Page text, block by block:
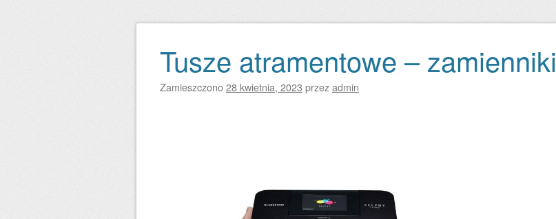
Zobacz wpisy
Tusze atramentowe – zamienniki
Zamieszczono28 kwietnia, 2023 przezadmin